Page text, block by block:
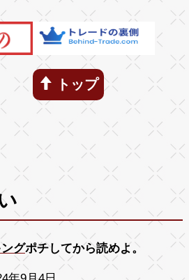
トップ
グポチしてから読めよ。